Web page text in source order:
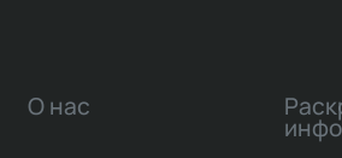
О нас